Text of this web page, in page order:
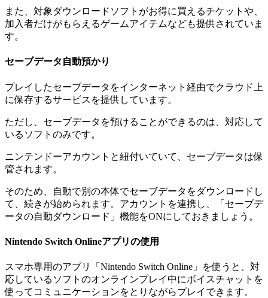
また、対象ダウンロードソフトがお得に買えるチケットや、
加入者だけがもらえるゲームアイテムなども提供されていま
す。
セーブデータ自動預かり
プレイしたセーブデータをインターネット経由でクラウド上
に保存するサービスを提供しています。
ただし、セーブデータを預けることができるのは、対応して
いるソフトのみです。
ニンテンドーアカウントと紐付いていて、セーブデータは保
管されます。
そのため、自動で別の本体でセーブデータをダウンロードし
て、続きが始められます。アカウントを連携し、「セーブデ
ータの自動ダウンロード」機能をONにしておきましょう。
Nintendo Switch Onlineアプリの使用
スマホ専用のアプリ「Nintendo Switch Online」を使うと、対
応しているソフトのオンラインプレイ中にボイスチャットを
使ってコミュニケーションをとりながらプレイできます。